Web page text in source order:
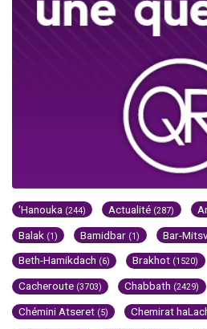
'Hanouka (244) Actualité (287)
Balak (1) Bamidbar (1) Bar-
Beth-Hamikdach (6) Brakhot (1520)
Cacheroute (3703) Chabbath (2429)
Chémini Atseret (5) Chemirat